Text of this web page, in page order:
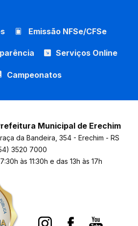
Emissão NFSe/CFSe
Serviços Online
Campeonatos
Municipal de Erechim
da Bandeira, 354 - Erechim - RS
3520 7000
às 11:30h e das 13h às 17h